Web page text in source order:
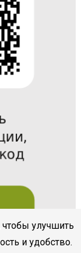
улучшить
и удобство.